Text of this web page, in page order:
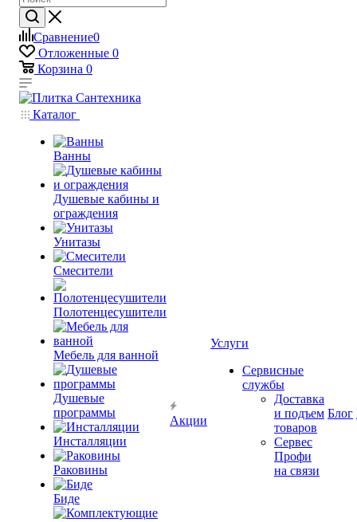
Сравнение0
Отложенные 0
Корзина 0
Каталог
Ванны
Душевые кабины и
ограждения
Унитазы
Смесители
Полотенцесушители
Мебель для ванной
Душевые
программы
Инсталляции
Раковины
Биде
Акции
Услуги
Сервисные
службы
Доставка
и подъем
товаров
Сервес
Профи
на связи
Блог